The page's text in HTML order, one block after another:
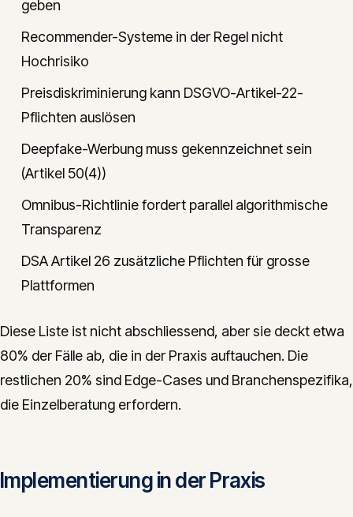
geben
Recommender-Systeme in der Regel nicht
Hochrisiko
Preisdiskriminierung kann DSGVO-Artikel-22-
Pflichten auslösen
Deepfake-Werbung muss gekennzeichnet sein
(Artikel 50(4))
Omnibus-Richtlinie fordert parallel algorithmische
Transparenz
DSA Artikel 26 zusätzliche Pflichten für grosse
Plattformen
Diese Liste ist nicht abschliessend, aber sie deckt etwa
80% der Fälle ab, die in der Praxis auftauchen. Die
restlichen 20% sind Edge-Cases und Branchenspezifika,
die Einzelberatung erfordern.
Implementierung in der Praxis